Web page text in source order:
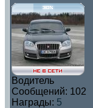
Водитель
Сообщений: 102
Награды: 5